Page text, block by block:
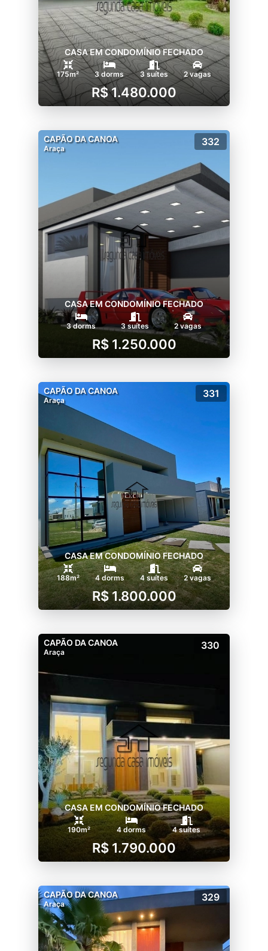
CASA EM CONDOMÍNIO FECHADO
175m² 3 dorms 3 suítes 2 vagas
R$ 1.480.000
CAPÃO DA CANOA
Araça
332
CASA EM CONDOMÍNIO FECHADO
3 dorms 3 suítes 2 vagas
R$ 1.250.000
CAPÃO DA CANOA
Araça
331
CASA EM CONDOMÍNIO FECHADO
188m² 4 dorms 4 suítes 2 vagas
R$ 1.800.000
CAPÃO DA CANOA
Araça
330
CASA EM CONDOMÍNIO FECHADO
190m² 4 dorms 4 suítes
R$ 1.790.000
CAPÃO DA CANOA
Araça
329